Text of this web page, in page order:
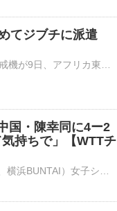
てジブチに派遣
国・陳幸同に4ー2
持ちで」【WTTチ